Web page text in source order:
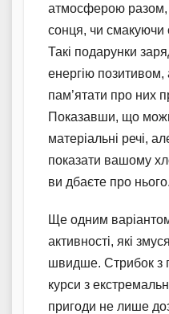
атмосферою разом,
сонця, чи смакуючи
Такі подарунки
енергію
пам’ятати про них
Показавши, що
матеріальні речі,
показати вашому
ви дбаєте про нього.
Ще одним
активності, які
швидше. Стрибок з
курси з
пригоди не лише